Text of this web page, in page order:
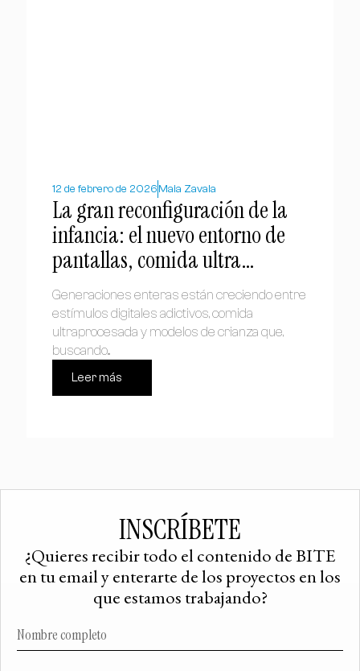
12 de febrero de 2026 Maia Zavala
La gran reconfiguración de la
infancia: el nuevo entorno de
pantallas, comida ultra
procesada y sobreprotección
Generaciones enteras están creciendo entre
estímulos digitales adictivos, comida
ultraprocesada y modelos de crianza que,
buscando...
Leer más
INSCRÍBETE
¿Quieres recibir todo el contenido de BITE
en tu email y enterarte de los proyectos en los
que estamos trabajando?